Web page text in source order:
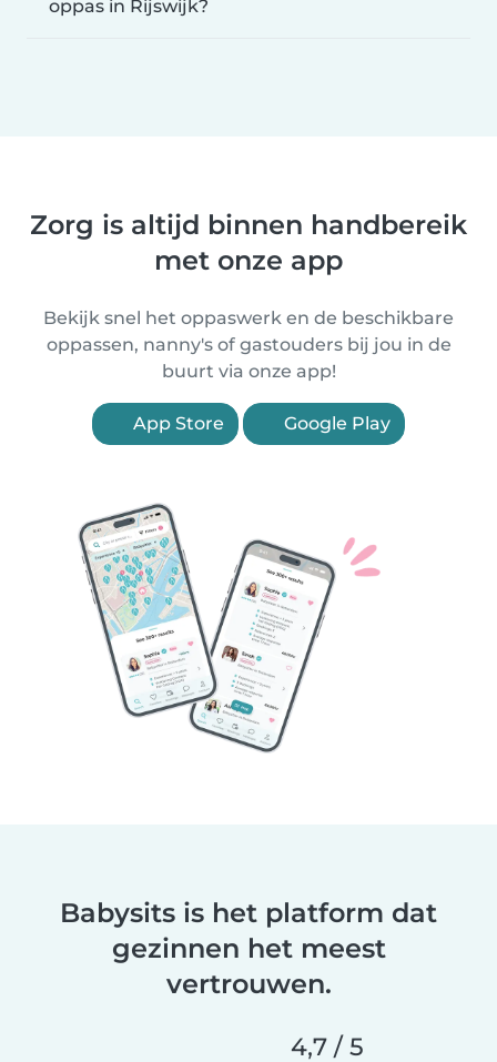
oppas in Rijswijk?
Zorg is altijd binnen handbereik
met onze app
Bekijk snel het oppaswerk en de beschikbare
oppassen, nanny's of gastouders bij jou in de
buurt via onze app!
App Store Google Play
Babysits is het platform dat
gezinnen het meest
vertrouwen.
4,7 / 5